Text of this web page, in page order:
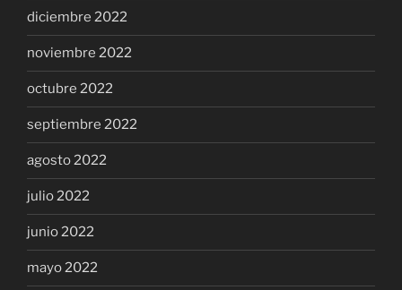
diciembre 2022
noviembre 2022
octubre 2022
septiembre 2022
agosto 2022
julio 2022
junio 2022
mayo 2022